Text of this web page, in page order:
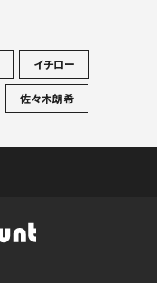
イチロー
佐々木朗希